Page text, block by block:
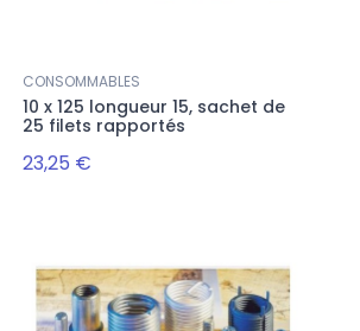
CONSOMMABLES
10 x 125 longueur 15, sachet de
25 filets rapportés
23,25 €